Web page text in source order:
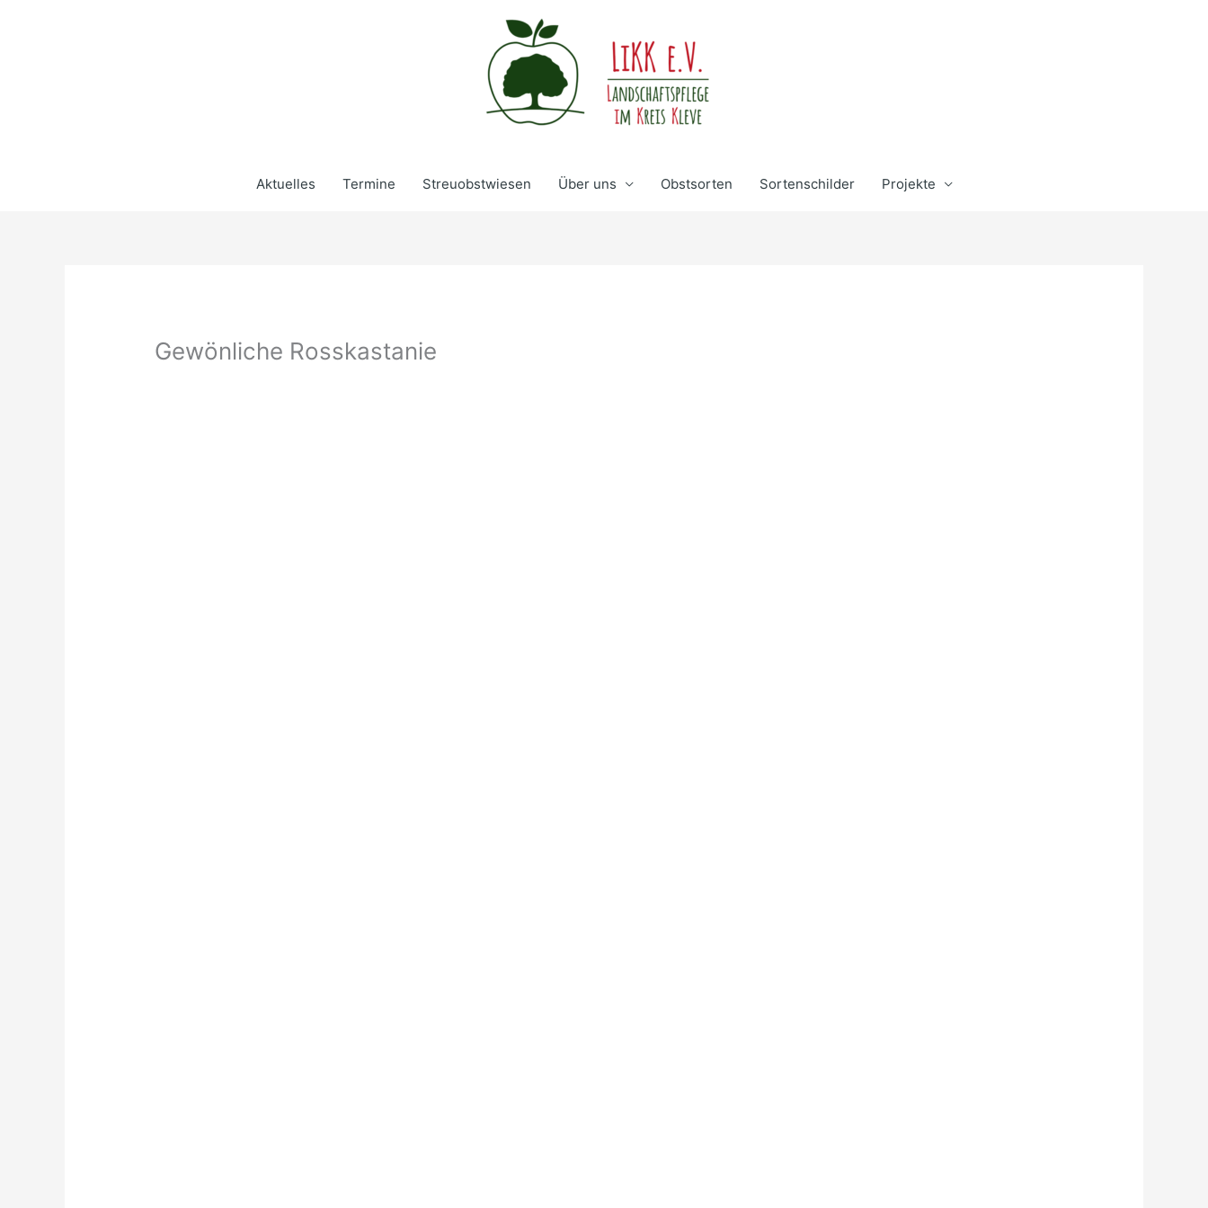
Aktuelles Termine Streuobstwiesen Über uns Obstsorten Sortenschilder Projekte
Gewönliche Rosskastanie